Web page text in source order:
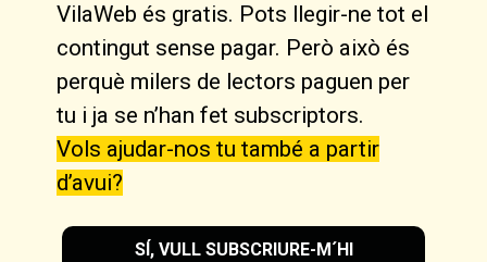
VilaWeb és gratis. Pots llegir-ne tot el
contingut sense pagar. Però això és
perquè milers de lectors paguen per
tu i ja se n’han fet subscriptors.
Vols ajudar-nos tu també a partir
d’avui?
SÍ, VULL SUBSCRIURE-M´HI